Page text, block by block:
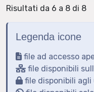
Risultati da 6 a 8 di 8
Legenda icone
file ad accesso
file disponibili
file disponibili